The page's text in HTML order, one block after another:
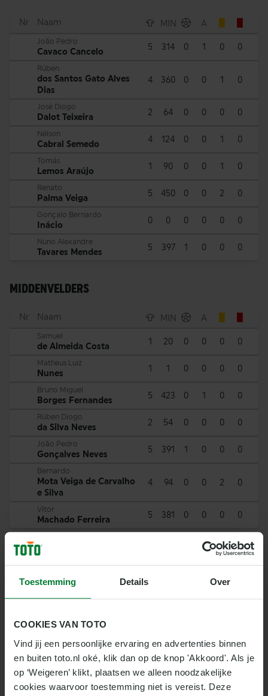
Toestemming Details Over
COOKIES VAN TOTO
Vind jij een persoonlijke ervaring en advertenties binnen
en buiten toto.nl oké, klik dan op de knop 'Akkoord'. Als je
op ‘Weigeren’ klikt, plaatsen we alleen noodzakelijke
cookies waarvoor toestemming niet is vereist. Deze
Nr Naam MIN A
João Pedro
Cavaco Cancelo 5 314 0 1 0 0
Rúben
dos Santos Gato Alves
Dias
4 360 0 0 1 0
José Diogo
Dalot Teixeira 2 64 0 0 0 0
Nélson
Cabral Semedo 4 124 0 0 1 0
Tomás
Lemos Araújo 1 90 0 0 1 0
Renato
Palma Veiga 5 450 0 0 2 0
Gonçalo Bernardo
Inácio 0 0 0 0 0 0
Nuno Alexandre
Tavares Mendes 5 397 1 0 0 0
MIDDENVELDERS
Nr Naam MIN A
Samuel
de Almeida Costa 1 20 0 0 0 0
Matheus Luiz
Nunes 1 1 0 0 0 0
Bruno Miguel
Borges Fernandes 5 423 0 1 0 0
Rúben Diogo
da Silva Neves 2 54 0 0 0 0
João Pedro
Gonçalves Neves 5 391 1 0 0 0
Bernardo
Mota Veiga de Carvalho
e Silva
4 94 0 0 2 0
Vítor
Machado Ferreira 5 381 0 0 0 0
AANVALLERS
Nr Naam
Fernandes da Conceição
João
Félix Sequeira 3 204 0 0 0 0
Pedro
5 352 0 1 0